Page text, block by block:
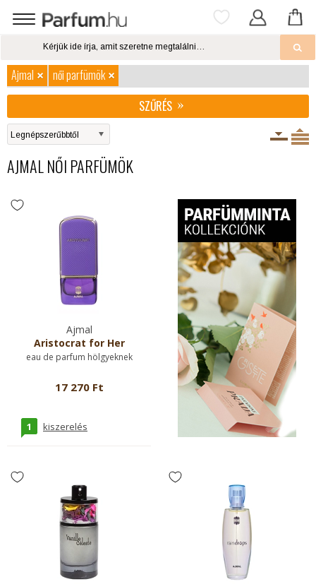
Ajmal
női parfümök
SZŰRÉS
AJMAL NŐI PARFÜMÖK
Ajmal
Aristocrat for Her
eau de parfum hölgyeknek
17 270 Ft
1 kiszerelés